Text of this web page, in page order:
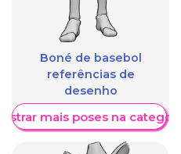
Boné de basebol
referências de
desenho
mais poses na categoria